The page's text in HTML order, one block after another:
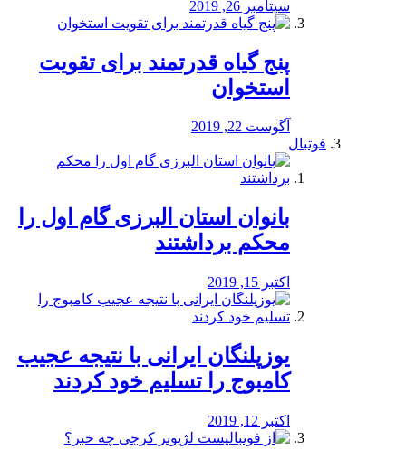
سپتامبر 26, 2019
پنج گیاه قدرتمند برای تقویت
استخوان
آگوست 22, 2019
فوتبال
بانوان استان البرزی گام اول را
محكم برداشتند
اکتبر 15, 2019
یوزپلنگان ایرانی با نتیجه عجیب
کامبوج را تسلیم خود کردند
اکتبر 12, 2019